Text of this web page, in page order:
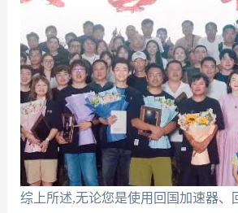
综上所述,无论您是使用回国加速器、